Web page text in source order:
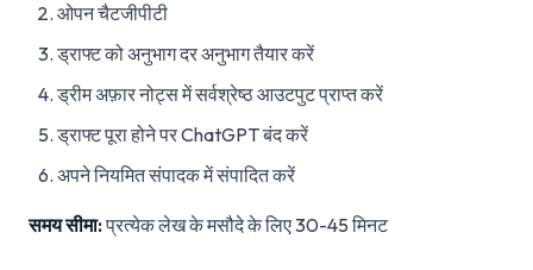
ओपन चैटजीपीटी
ड्राफ्ट को अनुभाग दर अनुभाग तैयार करें
ड्रीम अफ़ार नोट्स में सर्वश्रेष्ठ आउटपुट प्राप्त करें
ड्राफ्ट पूरा होने पर ChatGPT बंद करें
अपने नियमित संपादक में संपादित करें
समय सीमा:प्रत्येक लेख के मसौदे के लिए 30-45 मिनट